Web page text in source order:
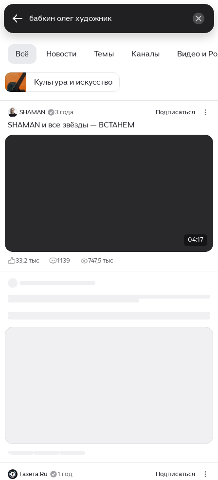
Всё Новости Темы Каналы Видео и
Культура и искусство
SHAMAN 3 года Подписаться
SHAMAN и все звёзды — ВСТАНЕМ
04:17
33,2 тыс 1139 747,5 тыс
Газета.Ru 1 год Подписаться